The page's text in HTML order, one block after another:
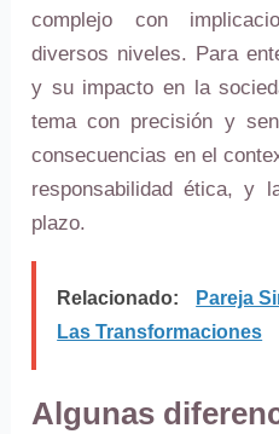
complejo con
diversos niveles. Para
y su impacto en la
tema con precisión y
consecuencias en el
responsabilidad ética, y
plazo.
Relacionado:
Pareja
Las Transformaciones
Algunas